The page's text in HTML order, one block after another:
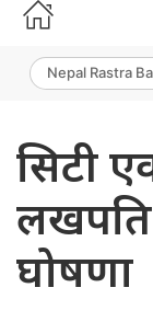
Nepal Rastra
सिटी
लखपति
घोषणा